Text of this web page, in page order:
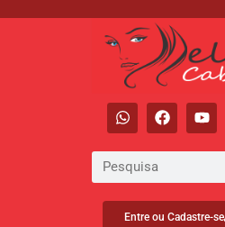
Entre ou Cadastre-se